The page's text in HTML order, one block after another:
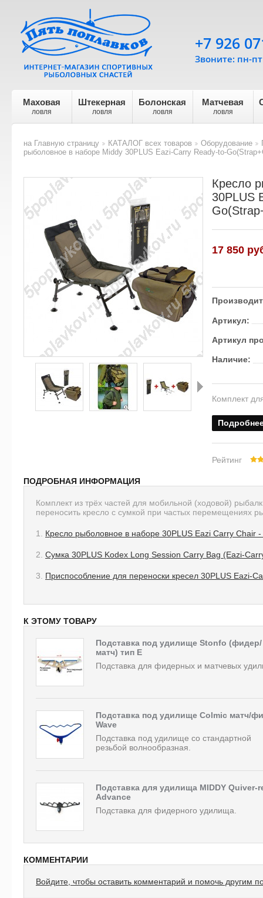
Маховая
ловля
Штекерная
ловля
Болонская
ловля
Матчевая
ловля
+7 926
Звоните: пн-
на Главную страницу
>
КАТАЛОГ всех товаров
>
Оборудование
>
рыболовное в наборе Middy 30PLUS Eazi-Carry Ready-to-
Далее
Кресло
30PLUS
17 850
Артикул:
Артикул
Наличие:
Комплект
Рейтинг
ПОДРОБНАЯ ИНФОРМАЦИЯ
Комплект из трёх частей для мобильной (ходовой)
переносить кресло с сумкой при частых перемещениях
1. Кресло рыболовное в наборе 30PLUS Eazi Carry Chair
2. Сумка 30PLUS Kodex Long Session Carry Bag (Eazi-
3. Приспособление для переноски кресел 30PLUS Eazi-
К ЭТОМУ ТОВАРУ
Подставка под удилище Stonfo (фидер/
матч) тип E
Подставка для фидерных и матчевых
Подставка под удилище Colmic матч/
Wave
Подставка под удилище со стандартной
резьбой волнообразная.
Подставка для удилища MIDDY Quiver-
Advance
Подставка для фидерного удилища.
КОММЕНТАРИИ
Войдите, чтобы оставить комментарий и помочь другим